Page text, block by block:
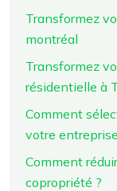
Transformez
montréal
Transformez
résidentielle à
Comment
votre entreprise
Comment
copropriété ?